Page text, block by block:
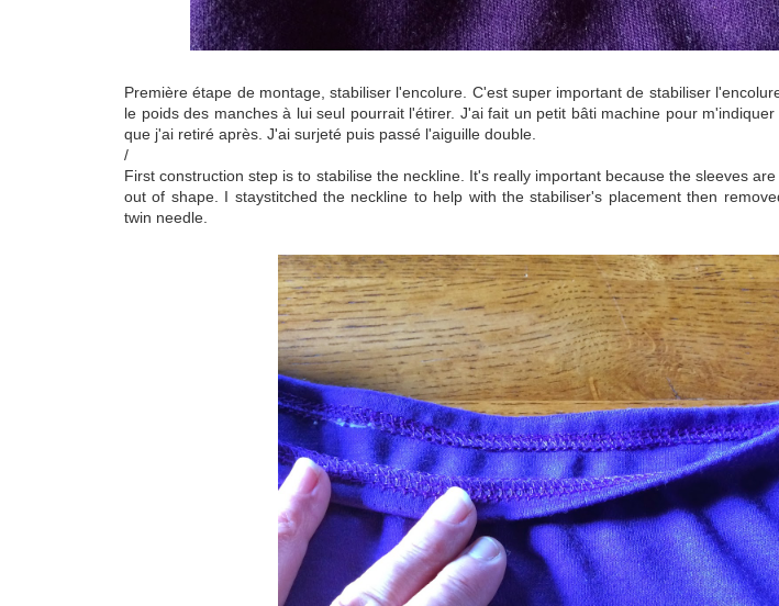
Première étape de montage, stabiliser l'encolure. C'est super important de stabiliser
le poids des manches à lui seul pourrait l'étirer. J'ai fait un petit bâti machine pour
que j'ai retiré après. J'ai surjeté puis passé l'aiguille double.
/
First construction step is to stabilise the neckline. It's really important because the sleeves
out of shape. I staystitched the neckline to help with the stabiliser's placement then
twin needle.